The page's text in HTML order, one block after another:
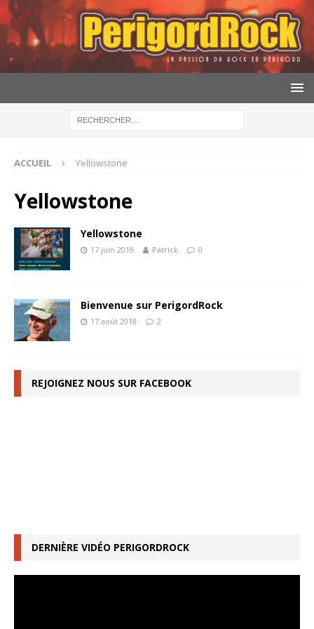
ACCUEIL Yellowstone
Yellowstone
Yellowstone
17 juin 2019 Patrick 0
Bienvenue sur PerigordRock
17 août 2018 2
REJOIGNEZ NOUS SUR FACEBOOK
DERNIÈRE VIDÉO PERIGORDROCK